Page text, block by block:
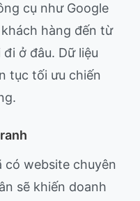
cụ như Google
hàng đến từ
ở đâu. Dữ liệu
tục tối ưu chiến
có website chuyên
sẽ khiến doanh